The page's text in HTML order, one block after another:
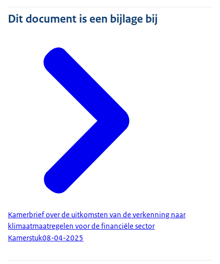
Dit document is een bijlage bij
Kamerbrief over de uitkomsten van de verkenning naar
klimaatmaatregelen voor de financiële sector
Kamerstuk08-04-2025